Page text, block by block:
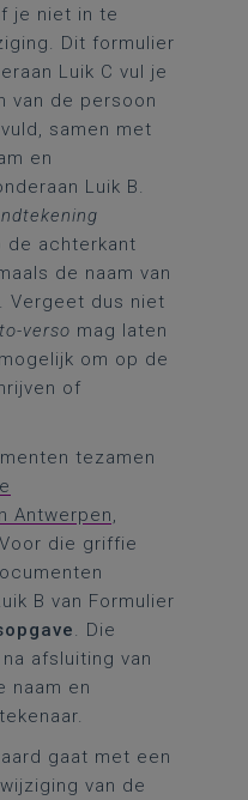
je niet in te
Dit formulier
Luik C vul je
van de persoon
samen met
en
Luik B.
de achterkant
de naam van
Vergeet dus niet
verso mag laten
om op de
of
tezamen
Antwerpen,
die griffie
B van Formulier
. Die
afsluiting van
naam en
gaat met een
van de